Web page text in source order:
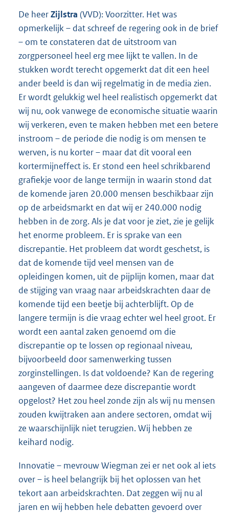
De heerZijlstra (VVD): Voorzitter. Het was
opmerkelijk – dat schreef de regering ook in de brief
– om te constateren dat de uitstroom van
zorgpersoneel heel erg mee lijkt te vallen. In de
stukken wordt terecht opgemerkt dat dit een heel
ander beeld is dan wij regelmatig in de media zien.
Er wordt gelukkig wel heel realistisch opgemerkt dat
wij nu, ook vanwege de economische situatie waarin
wij verkeren, even te maken hebben met een betere
instroom – de periode die nodig is om mensen te
werven, is nu korter – maar dat dit vooral een
kortermijneffect is. Er stond een heel schrikbarend
grafiekje voor de lange termijn in waarin stond dat
de komende jaren 20.000 mensen beschikbaar zijn
op de arbeidsmarkt en dat wij er 240.000 nodig
hebben in de zorg. Als je dat voor je ziet, zie je gelijk
het enorme probleem. Er is sprake van een
discrepantie. Het probleem dat wordt geschetst, is
dat de komende tijd veel mensen van de
opleidingen komen, uit de pijplijn komen, maar dat
de stijging van vraag naar arbeidskrachten daar de
komende tijd een beetje bij achterblijft. Op de
langere termijn is die vraag echter wel heel groot. Er
wordt een aantal zaken genoemd om die
discrepantie op te lossen op regionaal niveau,
bijvoorbeeld door samenwerking tussen
zorginstellingen. Is dat voldoende? Kan de regering
aangeven of daarmee deze discrepantie wordt
opgelost? Het zou heel zonde zijn als wij nu mensen
zouden kwijtraken aan andere sectoren, omdat wij
ze waarschijnlijk niet terugzien. Wij hebben ze
keihard nodig.
Innovatie – mevrouw Wiegman zei er net ook al iets
over – is heel belangrijk bij het oplossen van het
tekort aan arbeidskrachten. Dat zeggen wij nu al
jaren en wij hebben hele debatten gevoerd over